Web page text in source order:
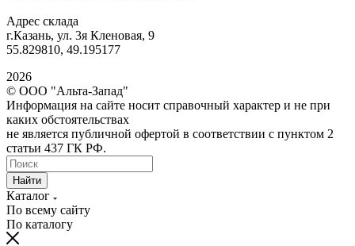
Адрес склада
г.Казань, ул. 3я Кленовая, 9
55.829810, 49.195177
2026
© ООО "Альта-Запад"
Информация на сайте носит справочный характер и не при
каких обстоятельствах
не является публичной офертой в соответствии с пунктом 2
статьи 437 ГК РФ.
Найти
Каталог
По всему сайту
По каталогу